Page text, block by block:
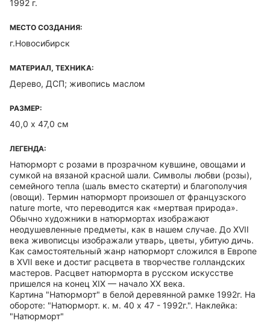
1992 г.
МЕСТО СОЗДАНИЯ:
г.Новосибирск
МАТЕРИАЛ, ТЕХНИКА:
Дерево, ДСП; живопись маслом
РАЗМЕР:
40,0 х 47,0 см
ЛЕГЕНДА:
Натюрморт с розами в прозрачном кувшине, овощами и
сумкой на вязаной красной шали. Символы любви (розы),
семейного тепла (шаль вместо скатерти) и благополучия
(овощи). Термин натюрморт произошел от французского
nature morte, что переводится как «мертвая природа».
Обычно художники в натюрмортах изображают
неодушевленные предметы, как в нашем случае. До XVII
века живописцы изображали утварь, цветы, убитую дичь.
Как самостоятельный жанр натюрморт сложился в Европе
в XVII веке и достиг расцвета в творчестве голландских
мастеров. Расцвет натюрморта в русском искусстве
пришелся на конец XIX — начало XX века.
Картина "Натюрморт" в белой деревянной рамке 1992г. На
обороте: "Натюрморт. к. м. 40 х 47 - 1992г.". Наклейка:
"Натюрморт"